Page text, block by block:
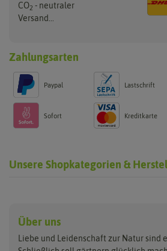
CO2 - neutraler
Versand...
Zahlungsarten
Paypal Lastschrift
Sofort Kreditkarte
Unsere Shopkategorien &
Anzuchtschalen
Beleuchtung
Benary
Buzzy Seeds
Über uns
Liebe und Leidenschaft zur Natur sind